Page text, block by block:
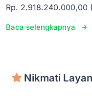
Rp. 2.918.240.000,00
Baca selengkapnya
Nikmati